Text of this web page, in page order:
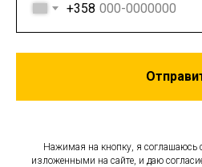
+358
Нажимая на кнопку, я соглашаюсь
изложенными на сайте, и даю